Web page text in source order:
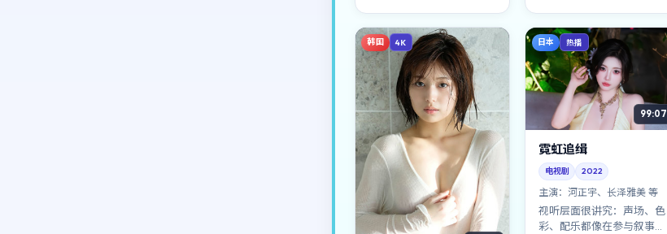
韩国 4K 日本 热播
99:07
霓虹追缉
电视剧 2022
主演：河正宇、长泽雅美 等
视听层面很讲究：声场、色
彩、配乐都像在参与叙事。